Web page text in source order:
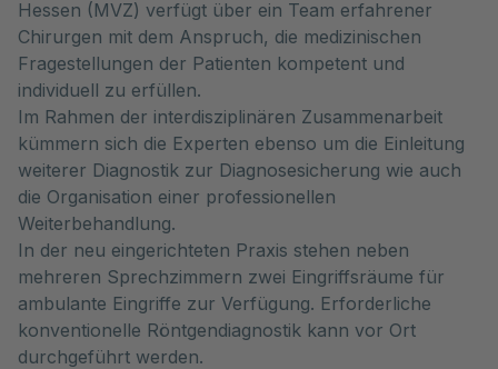
Hessen (MVZ) verfügt über ein Team erfahrener
Chirurgen mit dem Anspruch, die medizinischen
Fragestellungen der Patienten kompetent und
individuell zu erfüllen.
Im Rahmen der interdisziplinären Zusammenarbeit
kümmern sich die Experten ebenso um die Einleitung
weiterer Diagnostik zur Diagnosesicherung wie auch
die Organisation einer professionellen
Weiterbehandlung.
In der neu eingerichteten Praxis stehen neben
mehreren Sprechzimmern zwei Eingriffsräume für
ambulante Eingriffe zur Verfügung. Erforderliche
konventionelle Röntgendiagnostik kann vor Ort
durchgeführt werden.